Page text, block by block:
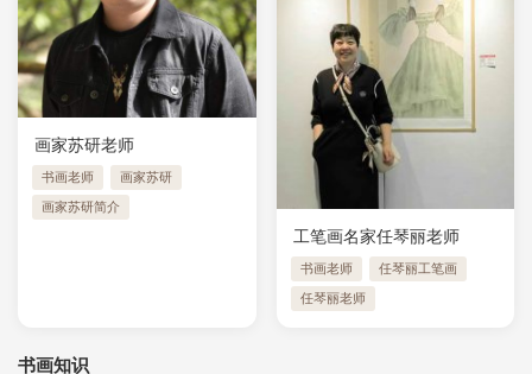
画家苏研老师
书画老师 画家苏研
画家苏研简介
工笔画名家任琴丽老师
书画老师 任琴丽工笔画
任琴丽老师
书画知识